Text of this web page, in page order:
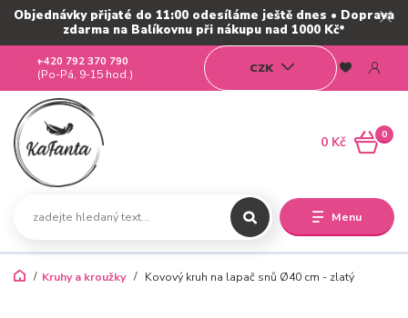
Objednávky přijaté do 11:00 odesíláme ještě dnes • Doprava
zdarma na Balíkovnu při nákupu nad 1000 Kč*
Menu
CZK
+420 792 370 790
(Po-Pá, 9-15 hod.)
0
0 Kč
Kruhy a kroužky Kovový kruh na lapač snů Ø40 cm - zlatý